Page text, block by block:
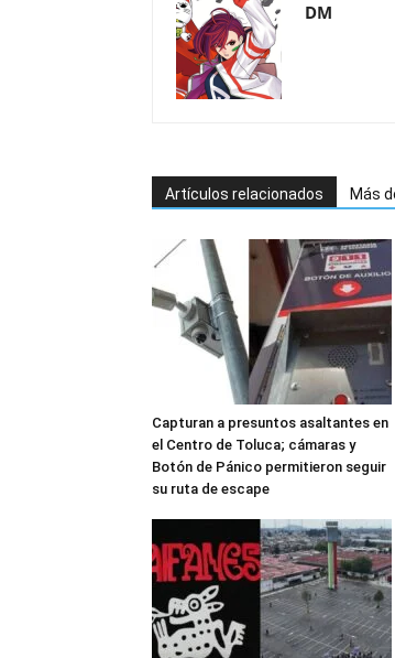
DM
Artículos relacionados Más
Capturan a presuntos asaltantes en
el Centro de Toluca; cámaras y
Botón de Pánico permitieron seguir
su ruta de escape